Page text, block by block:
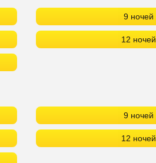
9 ночей
12 ночей
9 ночей
12 ночей